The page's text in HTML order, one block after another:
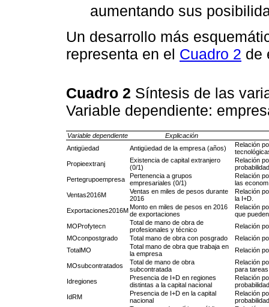
aumentando sus
Un desarrollo más
representa en el Cuadro 2 de
Cuadro 2 Síntesis de las
Variable dependiente:
Variable dependiente
Explicación
Antigüedad
Antigüedad de la empresa (años)
Relación
Propieextranj
Existencia de capital extranjero
(0/1)
Relación
Pertegrupoempresa
Pertenencia a grupos
empresariales (0/1)
Relación
las
Ventas2016M
Ventas en miles de pesos durante
2016
Relación
la I+D.
Exportaciones2016MMonto en miles de pesos en 2016
de exportaciones
Relación
que
MOProfytecn
Total de mano de obra de
profesionales y técnico
Relación
MOconpostgrado
Total mano de obra con posgrado
Relación
TotalMO
Total mano de obra que trabaja en
la empresa
Relación
MOsubcontratados
Total de mano de obra
subcontratada
Relación
para
Idregiones
Presencia de I+D en regiones
distintas a la capital nacional
Relación
IdRM
Presencia de I+D en la capital
nacional
Relación